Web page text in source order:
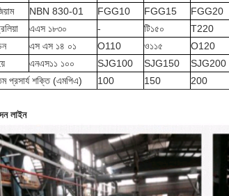
NBN 830-01 FGG10 FGG15 FGG20
এএস ১৮৩০ - টি১৫০ T220
এস এস ১৪ ০১ O110 ও১১৫ O120
এনএস১১ ১০০ SJG100 SJG150 SJG200
প্রসার্য শক্তি (এমপিএ)
100 150 200
লাইন